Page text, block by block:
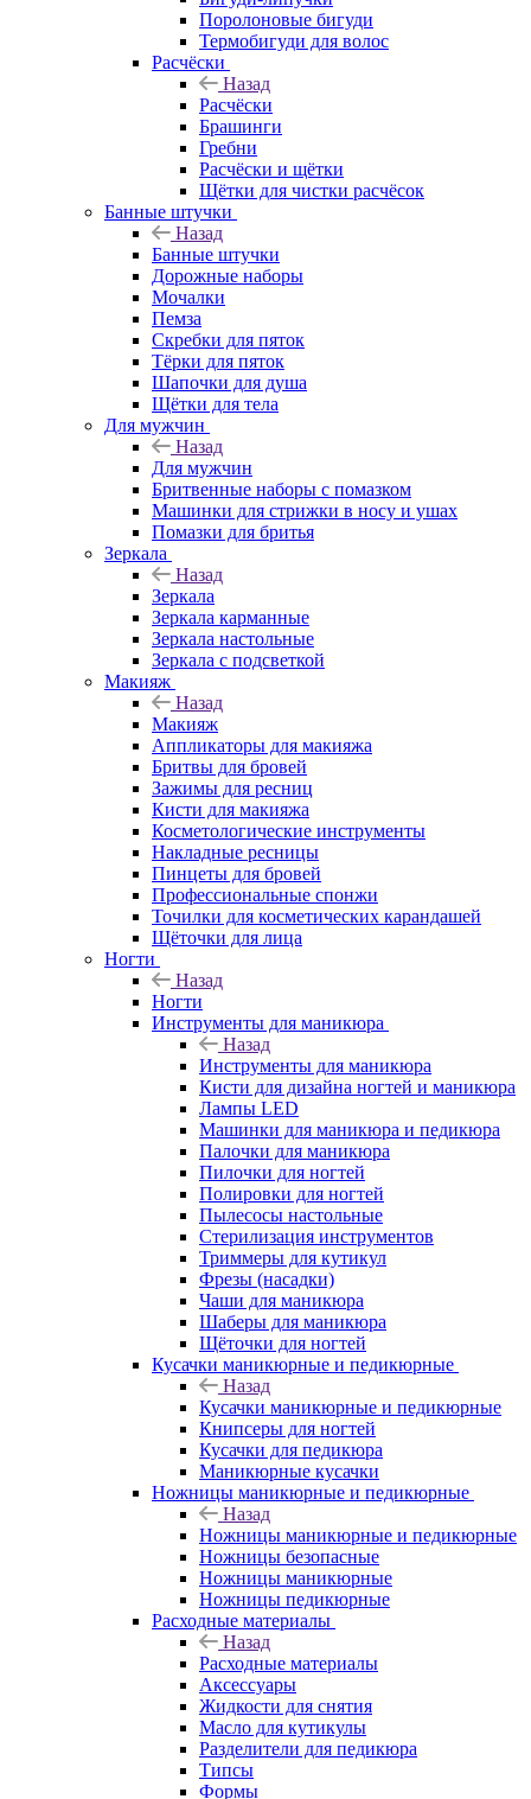
Поролоновые бигуди
Термобигуди для волос
Расчёски
Назад
Расчёски
Брашинги
Гребни
Расчёски и щётки
Щётки для чистки расчёсок
Банные штучки
Назад
Банные штучки
Дорожные наборы
Мочалки
Пемза
Скребки для пяток
Тёрки для пяток
Шапочки для душа
Щётки для тела
Для мужчин
Назад
Для мужчин
Бритвенные наборы с помазком
Машинки для стрижки в носу и ушах
Помазки для бритья
Зеркала
Назад
Зеркала
Зеркала карманные
Зеркала настольные
Зеркала с подсветкой
Макияж
Назад
Макияж
Аппликаторы для макияжа
Бритвы для бровей
Зажимы для ресниц
Кисти для макияжа
Косметологические инструменты
Накладные ресницы
Пинцеты для бровей
Профессиональные спонжи
Точилки для косметических карандашей
Щёточки для лица
Ногти
Назад
Ногти
Инструменты для маникюра
Назад
Инструменты для маникюра
Кисти для дизайна ногтей и маникюра
Лампы LED
Машинки для маникюра и педикюра
Палочки для маникюра
Пилочки для ногтей
Полировки для ногтей
Пылесосы настольные
Стерилизация инструментов
Триммеры для кутикул
Фрезы (насадки)
Чаши для маникюра
Шаберы для маникюра
Щёточки для ногтей
Кусачки маникюрные и педикюрные
Назад
Кусачки маникюрные и педикюрные
Книпсеры для ногтей
Кусачки для педикюра
Маникюрные кусачки
Ножницы маникюрные и педикюрные
Назад
Ножницы маникюрные и педикюрные
Ножницы безопасные
Ножницы маникюрные
Ножницы педикюрные
Расходные материалы
Назад
Расходные материалы
Аксессуары
Жидкости для снятия
Масло для кутикулы
Разделители для педикюра
Типсы
Формы